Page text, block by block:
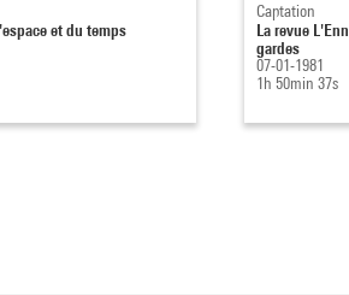
et du temps
Captation
La revue
gardes
07-01-1981
1h 50min 37s